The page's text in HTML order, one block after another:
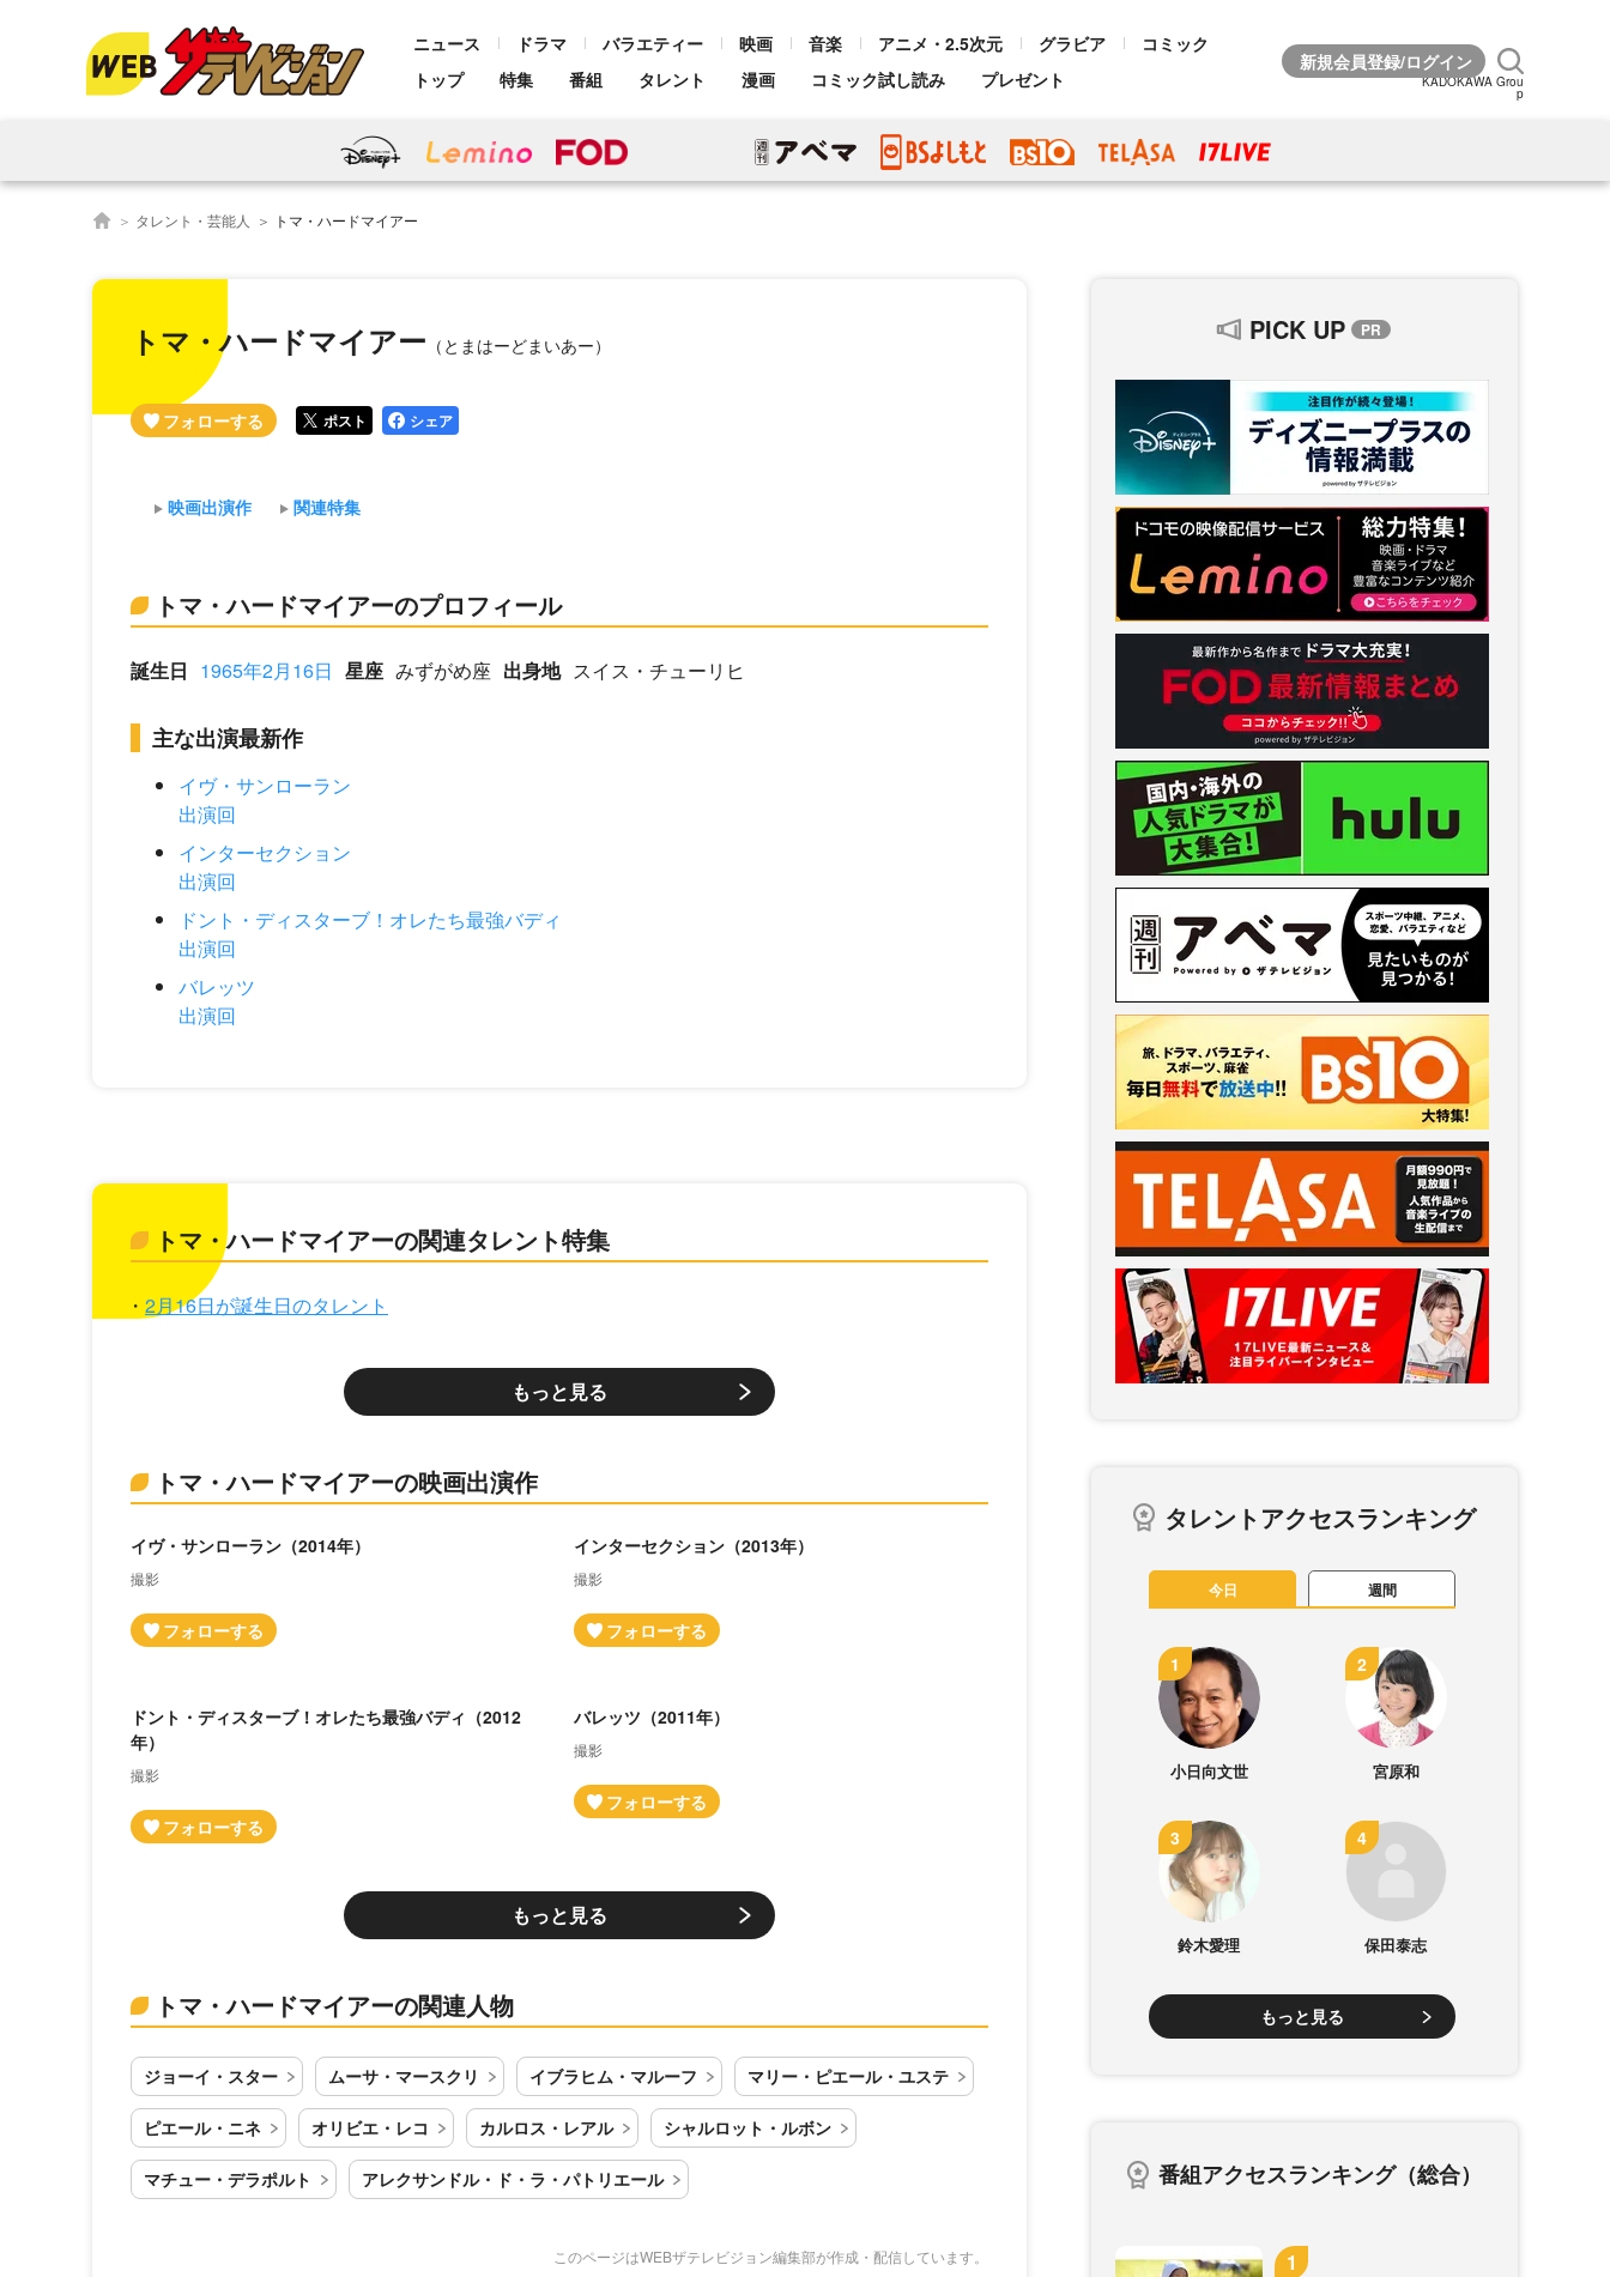
ニュース ドラマ バラエティー 映画 音楽 アニメ・2.5次元 グラビア
コミック
トップ
特集 番組 タレント 漫画 コミック試し読み プレゼント KADOKAWA Grou
p
タレント・芸能人 トマ・ハードマイアー
トマ・ハードマイアー （とまはーどまいあー）
ポスト シェア
映画出演作 関連特集
トマ・ハードマイアーのプロフィール
誕生日 1965年2月16日 星座 みずがめ座 出身地 スイス・チューリヒ
主な出演最新作
イヴ・サンローラン
出演回
インターセクション
出演回
ドント・ディスターブ！オレたち最強バディ
出演回
バレッツ
出演回
トマ・ハードマイアーの関連タレント特集
2月16日が誕生日のタレント
もっと見る
トマ・ハードマイアーの映画出演作
イヴ・サンローラン（2014年）
撮影
インターセクション（2013年）
撮影
ドント・ディスターブ！オレたち最強バディ（2012
年）
撮影
バレッツ（2011年）
撮影
もっと見る
トマ・ハードマイアーの関連人物
ジョーイ・スター ムーサ・マースクリ イブラヒム・マルーフ マリー・ピエール・ユステ
ピエール・ニネ オリビエ・レコ カルロス・レアル シャルロット・ルボン
マチュー・デラポルト アレクサンドル・ド・ラ・パトリエール
このページはWEBザテレビジョン編集部が作成・配信しています。
PICK UP
タレントアクセスランキング
今日 週間
小日向文世 宮原和
鈴木愛理 保田泰志
もっと見る
番組アクセスランキング（総合）